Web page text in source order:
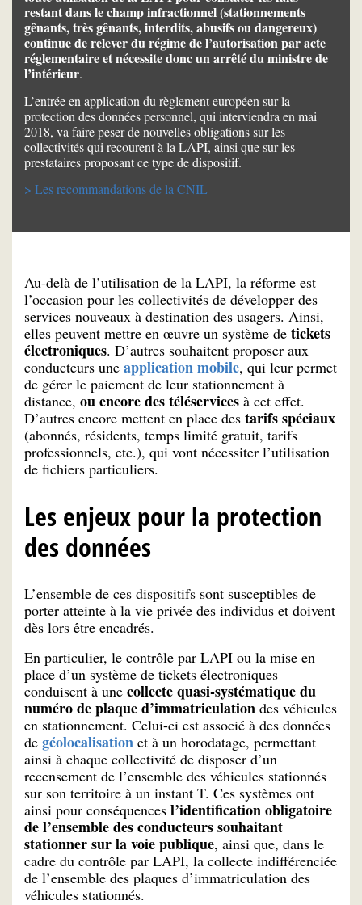
restant dans le champ infractionnel (stationnements
gênants, très gênants, interdits, abusifs ou dangereux)
continue de relever du régime de l’autorisation par acte
réglementaire et nécessite donc un arrêté du ministre de
l’intérieur.
L’entrée en application du règlement européen sur la
protection des données personnel, qui interviendra en mai
2018, va faire peser de nouvelles obligations sur les
collectivités qui recourent à la LAPI, ainsi que sur les
prestataires proposant ce type de dispositif.
> Les recommandations de la CNIL
Au-delà de l’utilisation de la LAPI, la réforme est
l’occasion pour les collectivités de développer des
services nouveaux à destination des usagers. Ainsi,
elles peuvent mettre en œuvre un système de tickets
électroniques. D’autres souhaitent proposer aux
conducteurs une application mobile, qui leur permet
de gérer le paiement de leur stationnement à
distance, ou encore des téléservices à cet effet.
D’autres encore mettent en place des tarifs spéciaux
(abonnés, résidents, temps limité gratuit, tarifs
professionnels, etc.), qui vont nécessiter l’utilisation
de fichiers particuliers.
Les enjeux pour la protection
des données
L’ensemble de ces dispositifs sont susceptibles de
porter atteinte à la vie privée des individus et doivent
dès lors être encadrés.
En particulier, le contrôle par LAPI ou la mise en
place d’un système de tickets électroniques
conduisent à une collecte quasi-systématique du
numéro de plaque d’immatriculation des véhicules
en stationnement. Celui-ci est associé à des données
de géolocalisation et à un horodatage, permettant
ainsi à chaque collectivité de disposer d’un
recensement de l’ensemble des véhicules stationnés
sur son territoire à un instant T. Ces systèmes ont
ainsi pour conséquences l’identification obligatoire
de l’ensemble des conducteurs souhaitant
stationner sur la voie publique, ainsi que, dans le
cadre du contrôle par LAPI, la collecte indifférenciée
de l’ensemble des plaques d’immatriculation des
véhicules stationnés.